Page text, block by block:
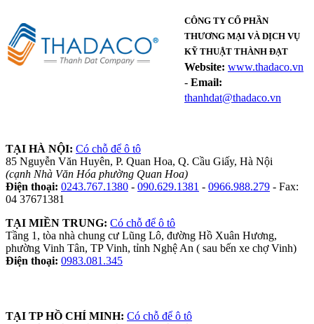
CÔNG TY CỔ PHẦN
THƯƠNG MẠI VÀ DỊCH VỤ
KỸ THUẬT THÀNH ĐẠT
Website: www.thadaco.vn
- Email:
thanhdat@thadaco.vn
TẠI HÀ NỘI: Có chỗ để ô tô
85 Nguyễn Văn Huyên, P. Quan Hoa, Q. Cầu Giấy, Hà Nội
(cạnh Nhà Văn Hóa phường Quan Hoa)
Điện thoại: 0243.767.1380 - 090.629.1381 - 0966.988.279 - Fax:
04 37671381
TẠI MIỀN TRUNG: Có chỗ để ô tô
Tầng 1, tòa nhà chung cư Lũng Lô, đường Hồ Xuân Hương,
phường Vinh Tân, TP Vinh, tỉnh Nghệ An ( sau bến xe chợ Vinh)
Điện thoại: 0983.081.345
TẠI TP HỒ CHÍ MINH: Có chỗ để ô tô